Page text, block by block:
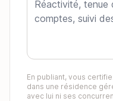
En publiant, vous
dans une résidence
avec lui ni ses